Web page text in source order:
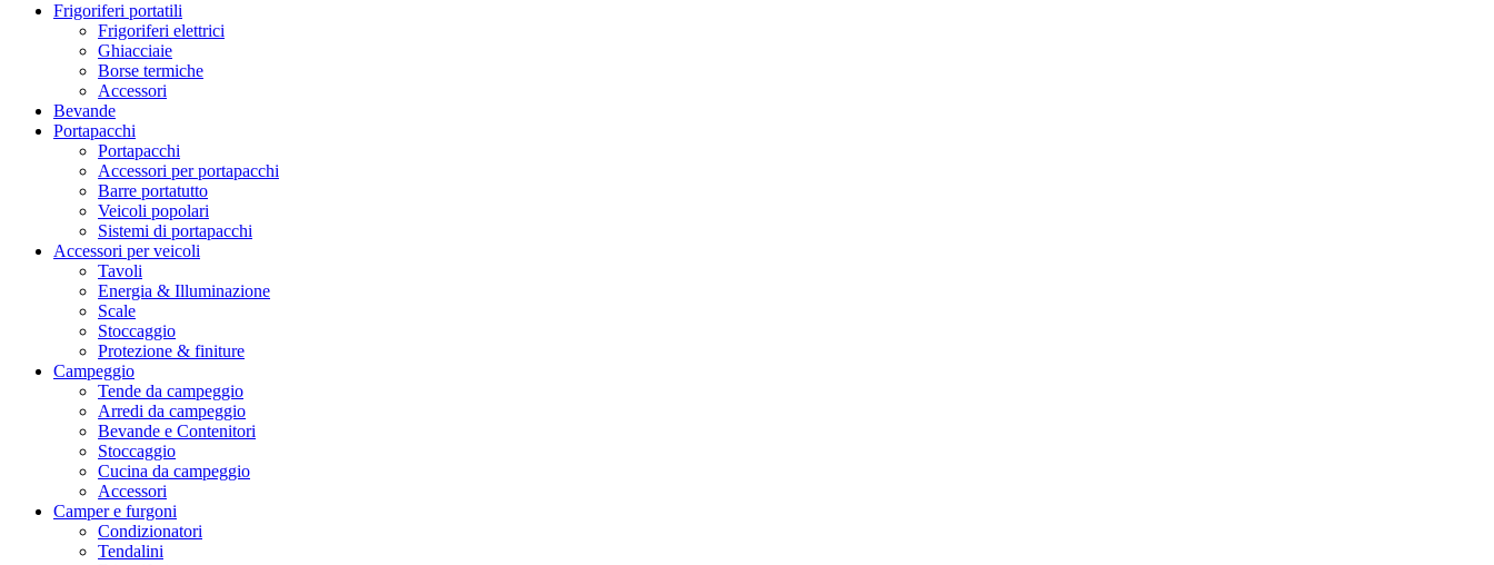
Frigoriferi portatili
Frigoriferi elettrici
Ghiacciaie
Borse termiche
Accessori
Bevande
Portapacchi
Portapacchi
Accessori per portapacchi
Barre portatutto
Veicoli popolari
Sistemi di portapacchi
Accessori per veicoli
Tavoli
Energia & Illuminazione
Scale
Stoccaggio
Protezione & finiture
Campeggio
Tende da campeggio
Arredi da campeggio
Bevande e Contenitori
Stoccaggio
Cucina da campeggio
Accessori
Camper e furgoni
Condizionatori
Tendalini